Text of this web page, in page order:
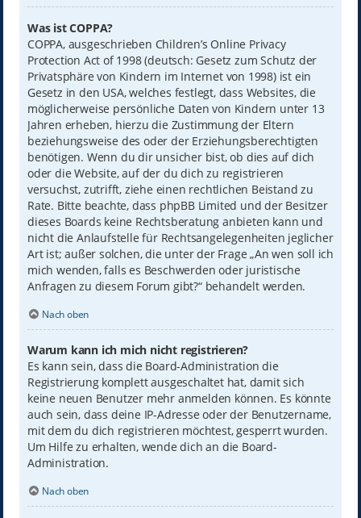
Was ist COPPA?
COPPA, ausgeschrieben Children’s Online Privacy
Protection Act of 1998 (deutsch: Gesetz zum Schutz der
Privatsphäre von Kindern im Internet von 1998) ist ein
Gesetz in den USA, welches festlegt, dass Websites, die
möglicherweise persönliche Daten von Kindern unter 13
Jahren erheben, hierzu die Zustimmung der Eltern
beziehungsweise des oder der Erziehungsberechtigten
benötigen. Wenn du dir unsicher bist, ob dies auf dich
oder die Website, auf der du dich zu registrieren
versuchst, zutrifft, ziehe einen rechtlichen Beistand zu
Rate. Bitte beachte, dass phpBB Limited und der Besitzer
dieses Boards keine Rechtsberatung anbieten kann und
nicht die Anlaufstelle für Rechtsangelegenheiten jeglicher
Art ist; außer solchen, die unter der Frage „An wen soll ich
mich wenden, falls es Beschwerden oder juristische
Anfragen zu diesem Forum gibt?“ behandelt werden.
Nach oben
Warum kann ich mich nicht registrieren?
Es kann sein, dass die Board-Administration die
Registrierung komplett ausgeschaltet hat, damit sich
keine neuen Benutzer mehr anmelden können. Es könnte
auch sein, dass deine IP-Adresse oder der Benutzername,
mit dem du dich registrieren möchtest, gesperrt wurden.
Um Hilfe zu erhalten, wende dich an die Board-
Administration.
Nach oben